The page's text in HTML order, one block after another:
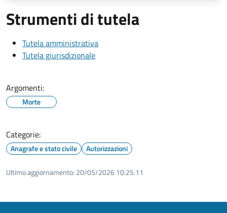
Strumenti di tutela
Tutela amministrativa
Tutela giurisdizionale
Argomenti:
Morte
Categorie:
Anagrafe e stato civile Autorizzazioni
Ultimo aggiornamento: 20/05/2026 10:25.11